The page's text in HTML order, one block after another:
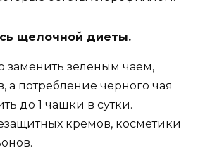
щелочной диеты.
заменить зеленым чаем,
а потребление черного чая
до 1 чашки в сутки.
кремов, косметики